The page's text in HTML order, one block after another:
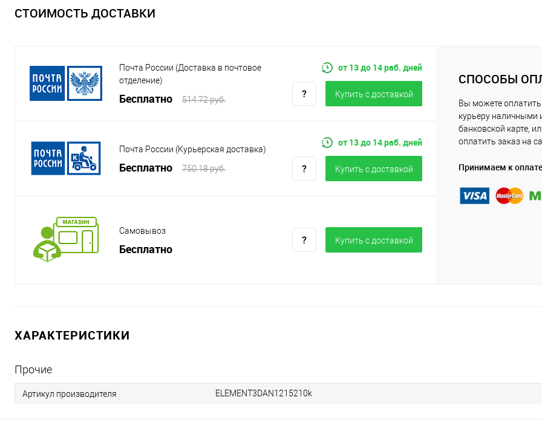
СТОИМОСТЬ ДОСТАВКИ
Почта России (Доставка в почтовое
отделение)
Бесплатно 514.72 руб.
от 13 до 14 раб. дней
Купить c доставкой
Почта России (Курьерская доставка)
Бесплатно 750.18 руб.
от 13 до 14 раб. дней
Купить c доставкой
Самовывоз
Бесплатно
Купить c доставкой
СПОСОБЫ
Вы можете оплатить
курьеру наличными
банковской карте,
оплатить заказ на
Принимаем к оплате
ХАРАКТЕРИСТИКИ
Прочие
Артикул производителя ELEMENT3DAN1215210k